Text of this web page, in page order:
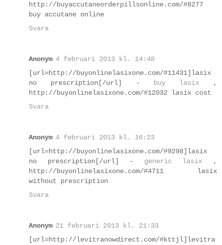
http://buyaccutaneorderpillsonline.com/#8277
buy accutane online
Svara
Anonym 4 februari 2013 kl. 14:48
[url=http://buyonlinelasixone.com/#11431]lasix
no prescription[/url] -
buy lasix ,
http://buyonlinelasixone.com/#12032 lasix cost
Svara
Anonym 4 februari 2013 kl. 16:23
[url=http://buyonlinelasixone.com/#9298]lasix
no prescription[/url] - generic lasix ,
http://buyonlinelasixone.com/#4711 lasix
without prescription
Svara
Anonym 21 februari 2013 kl. 21:33
[url=http://levitranowdirect.com/#kttjl]levitra